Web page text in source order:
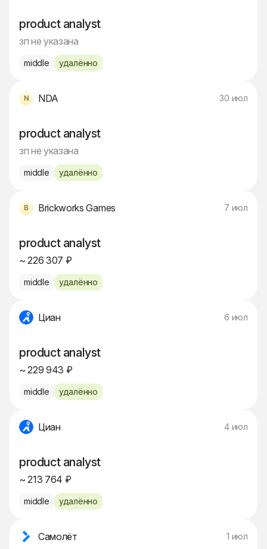
product analyst
зп не указана
middle удалённо
NDA 30 июл
product analyst
зп не указана
middle удалённо
Brickworks Games 7 июл
product analyst
~ 226 307 ₽
middle удалённо
Циан 6 июл
product analyst
~ 229 943 ₽
middle удалённо
Циан 4 июл
product analyst
~ 213 764 ₽
middle удалённо
Самолёт 1 июл